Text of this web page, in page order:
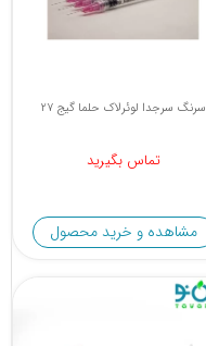
سرنگ سرجدا لوئرلاک حلما گیج 27
تماس بگیرید
مشاهده و خرید محصول